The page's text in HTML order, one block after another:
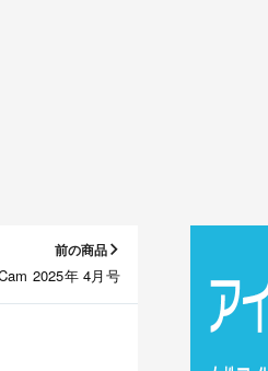
前の商品
2025年 4月号